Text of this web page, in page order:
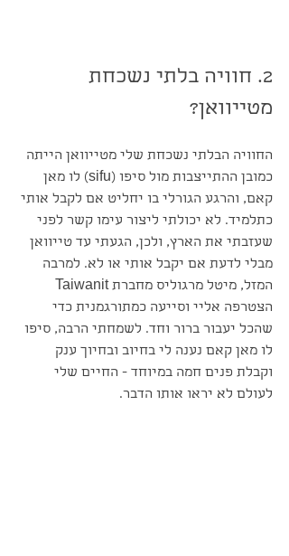
2. חוויה בלתי נשכחת
מטייוואן?
החוויה הבלתי נשכחת שלי מטייוואן הייתה
כמובן ההתייצבות מול סיפו (sifu) לו מאן
קאם, והרגע הגורלי בו יחליט אם לקבל אותי
כתלמיד. לא יכולתי ליצור עימו קשר לפני
שעזבתי את הארץ, ולכן, הגעתי עד טייוואן
מבלי לדעת אם יקבל אותי או לא. למרבה
הצטרפה אליי וסייעה כמתורגמנית כדי
שהכל יעבור ברור וחד. לשמחתי הרבה, סיפו
לו מאן קאם נענה לי בחיוב ובחיוך ענק
וקבלת פנים חמה במיוחד - החיים שלי
לעולם לא יראו אותו הדבר.